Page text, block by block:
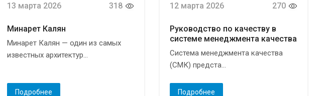
13 марта 2026 318
Минарет Калян
Минарет Калян — один из самых
известных архитектур...
Подробнее
12 марта 2026 270
Руководство по качеству в
системе менеджмента качества
Система менеджмента качества
(СМК) предста...
Подробнее